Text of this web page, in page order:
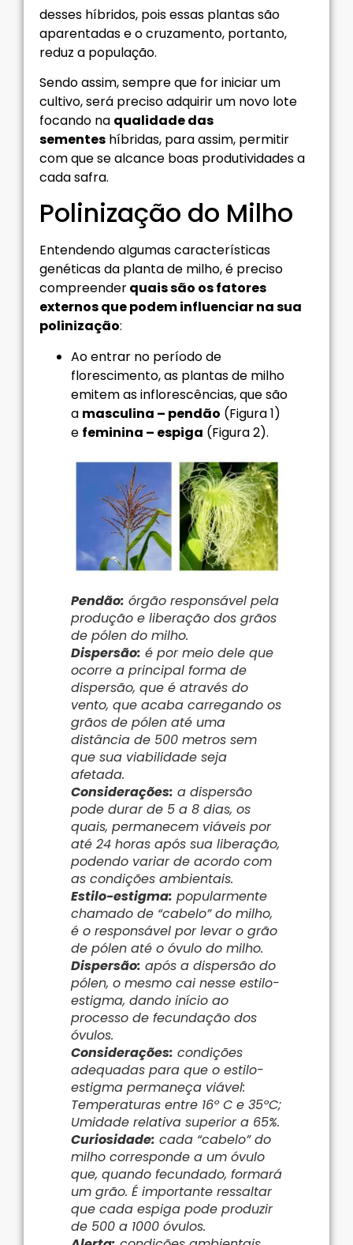
desses híbridos, pois essas plantas são
aparentadas e o cruzamento, portanto,
reduz a população.
Sendo assim, sempre que for iniciar um
cultivo, será preciso adquirir um novo lote
focando na qualidade das
sementes híbridas, para assim, permitir
com que se alcance boas produtividades a
cada safra.
Polinização do Milho
Entendendo algumas características
genéticas da planta de milho, é preciso
compreenderquais são os fatores
externos que podem influenciar na sua
polinização:
Ao entrar no período de
florescimento, as plantas de milho
emitem as inflorescências, que são
a masculina – pendão (Figura 1)
e feminina – espiga (Figura 2).
Pendão: órgão responsável pela
produção e liberação dos grãos
de pólen do milho.
Dispersão: é por meio dele que
ocorre a principal forma de
dispersão, que é através do
vento, que acaba carregando os
grãos de pólen até uma
distância de 500 metros sem
que sua viabilidade seja
afetada.
Considerações: a dispersão
pode durar de 5 a 8 dias, os
quais, permanecem viáveis por
até 24 horas após sua liberação,
podendo variar de acordo com
as condições ambientais.
Estilo-estigma: popularmente
chamado de “cabelo” do milho,
é o responsável por levar o grão
de pólen até o óvulo do milho.
Dispersão: após a dispersão do
pólen, o mesmo cai nesse estilo-
estigma, dando início ao
processo de fecundação dos
óvulos.
Considerações: condições
adequadas para que o estilo-
estigma permaneça viável:
Temperaturas entre 16º C e 35ºC;
Umidade relativa superior a 65%.
Curiosidade: cada “cabelo” do
milho corresponde a um óvulo
que, quando fecundado, formará
um grão. É importante ressaltar
que cada espiga pode produzir
de 500 a 1000 óvulos.